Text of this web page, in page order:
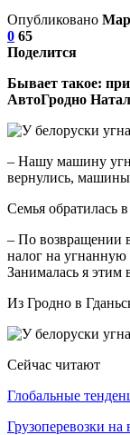
Опубликовано Мар
0 65
Поделится
Бывает такое:
АвтоГродно
– Нашу машину
вернулись, машины
Семья обратилась
– По возвращении
налог на угнанную
Занималась я этим
Из Гродно в
Сейчас читают
Глобальные
Грузоперевозки